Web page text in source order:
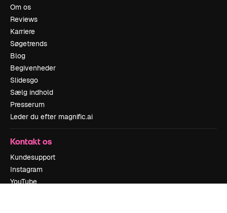
Om os
Reviews
Karriere
Søgetrends
Blog
Begivenheder
Slidesgo
Sælg indhold
Presserum
Leder du efter magnific.ai
Kontakt os
Kundesupport
Instagram
YouTube